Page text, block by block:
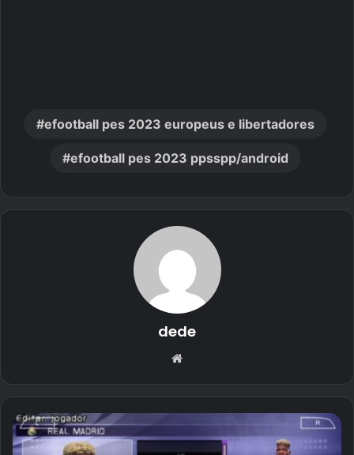
efootball pes 2023 europeus e libertadores
efootball pes 2023 ppsspp/android
dede
Website